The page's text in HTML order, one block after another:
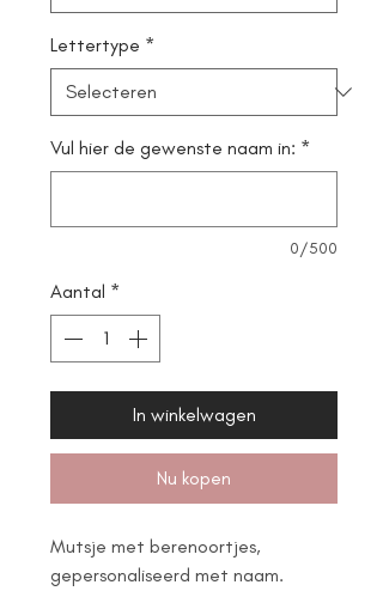
Lettertype *
Vul hier de gewenste naam in: *
0/500
Aantal *
In winkelwagen
Nu kopen
Mutsje met berenoortjes,
gepersonaliseerd met naam.